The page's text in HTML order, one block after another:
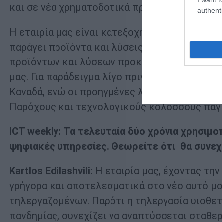
και σε νέα χρηματοδοτικά προγράμματα
Η εταιρία μας είναι κατεξοχήν εξαγωγική
παράγει προϊόντα και λύσεις που προωθεί
προϊόντων και λύσεων προκείμενου να
μας. Για παράδειγμα λίγο πριν το κλείσιμο
Καναδά, ενώ οι προηγμένες λύσεις μας στις
Παρόχους και τεχνολογικούς κολοσσούς
ICT weekly: Τα τελευταία δύο χρόνια
ψηφιακές υπηρεσίες. Θεωρείτε ότι θα
Kartlos Edilashvili: Η εταιρία μας, έχοντας
γρήγορα και αποτελεσματικά στο νέο αυτό
τηλεργαζομένων. Παρότι η τηλεργασία
πανδημίας, συνεχίζει να αναπτύσσεται